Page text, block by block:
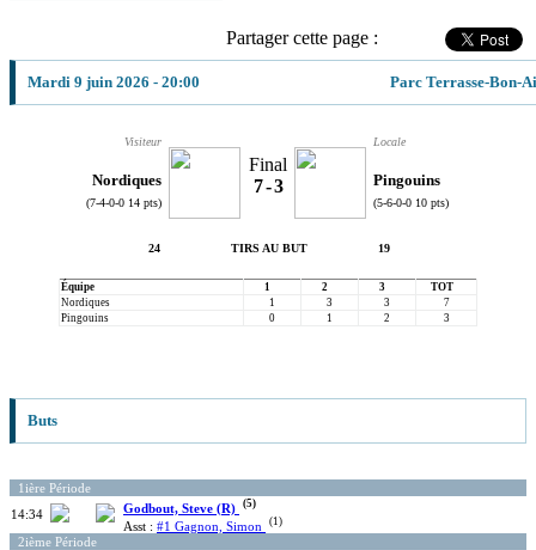
Partager cette page :
Mardi 9 juin 2026 - 20:00 Parc Terrasse-Bon-
Visiteur
Nordiques
(7-4-0-0 14 pts)
Final
7-3
Locale
Pingouins
(5-6-0-0 10 pts)
24 TIRS AU BUT 19
Équipe 1 2 3
TOT
Nordiques
1 3 3
7
Pingouins
0 1 2 3
Buts
1ière Période
14:34
Godbout, Steve (R) (5)
Asst : #1 Gagnon, Simon (1)
2ième Période